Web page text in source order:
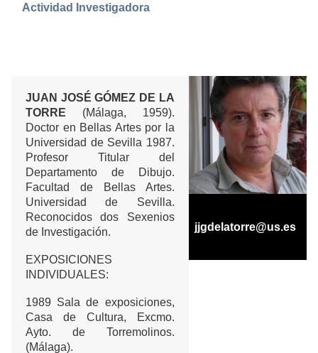
Actividad Investigadora
JUAN JOSÉ GÓMEZ DE LA
TORRE (Málaga, 1959).
Doctor en Bellas Artes por la
Universidad de Sevilla 1987.
Profesor Titular del
Departamento de Dibujo.
Facultad de Bellas Artes.
Universidad de Sevilla.
Reconocidos dos Sexenios
de Investigación.
EXPOSICIONES
INDIVIDUALES:
1989 Sala de exposiciones,
Casa de Cultura, Excmo.
Ayto. de Torremolinos.
(Málaga).
jjgdelatorre@us.es